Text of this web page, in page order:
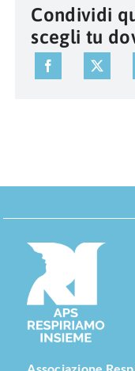
Condividi
scegli tu
Associazione